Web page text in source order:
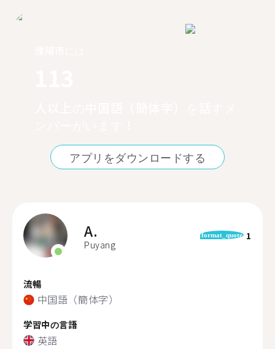
アプリをダウンロードする
A.
Puyang
format_quote 1
流暢
中国語（簡体字）
学習中の言語
英語